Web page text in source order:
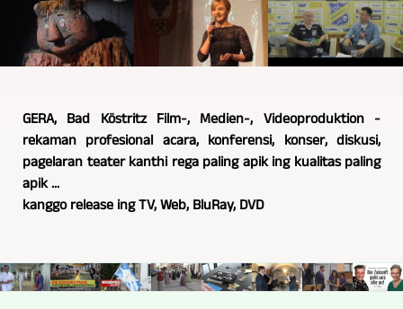
GERA, Bad Köstritz Film-, Medien-, Videoproduktion -
rekaman profesional acara, konferensi, konser, diskusi,
pagelaran teater kanthi rega paling apik ing kualitas paling
apik ...
kanggo release ing TV, Web, BluRay, DVD